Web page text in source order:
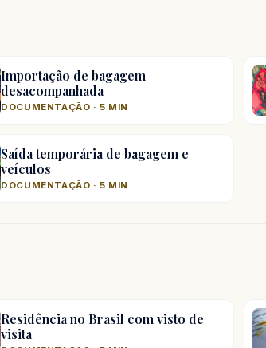
Importação de bagagem
desacompanhada
DOCUMENTAÇÃO · 5 MIN
Saída temporária de bagagem e
veículos
DOCUMENTAÇÃO · 5 MIN
Residência no Brasil com visto de
visita